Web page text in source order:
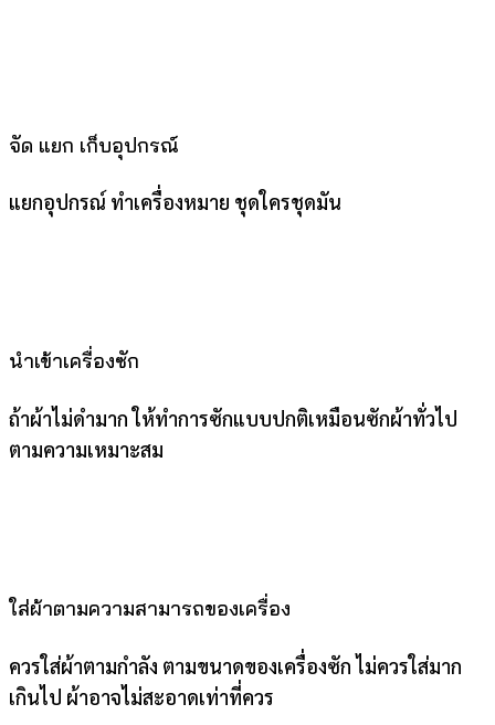
จัด แยก เก็บอุปกรณ์
แยกอุปกรณ์ ทำเครื่องหมาย ชุดใครชุดมัน
นำเข้าเครื่องซัก
ถ้าผ้าไม่ดำมาก ให้ทำการซักแบบปกติเหมือนซักผ้าทั่วไป
ตามความเหมาะสม
ใส่ผ้าตามความสามารถของเครื่อง
ควรใส่ผ้าตามกำลัง ตามขนาดของเครื่องซัก ไม่ควรใส่มาก
เกินไป ผ้าอาจไม่สะอาดเท่าที่ควร